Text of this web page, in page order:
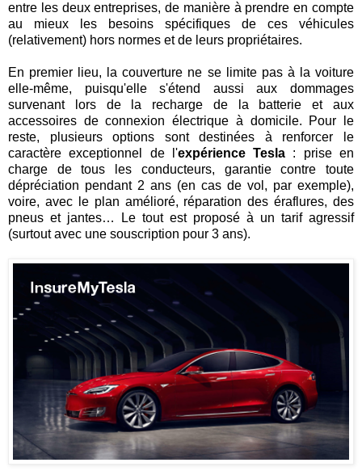
entre les deux entreprises, de manière à prendre en compte
au mieux les besoins spécifiques de ces véhicules
(relativement) hors normes et de leurs propriétaires.
En premier lieu, la couverture ne se limite pas à la voiture
elle-même, puisqu'elle s'étend aussi aux dommages
survenant lors de la recharge de la batterie et aux
accessoires de connexion électrique à domicile. Pour le
reste, plusieurs options sont destinées à renforcer le
caractère exceptionnel de l'expérience Tesla : prise en
charge de tous les conducteurs, garantie contre toute
dépréciation pendant 2 ans (en cas de vol, par exemple),
voire, avec le plan amélioré, réparation des éraflures, des
pneus et jantes… Le tout est proposé à un tarif agressif
(surtout avec une souscription pour 3 ans).